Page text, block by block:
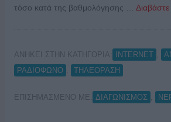
τόσο κατά της βαθμολόγησης … Διαβάστε
ΑΝΗΚΕΙ ΣΤΗΝ ΚΑΤΗΓΟΡΙΑ: INTERNET
ΡΑΔΙΟΦΩΝΟ
ΤΗΛΕΟΡΑΣΗ
ΕΠΙΣΗΜΑΣΜΕΝΟ ΜΕ: ΔΙΑΓΩΝΙΣΜΟΣ